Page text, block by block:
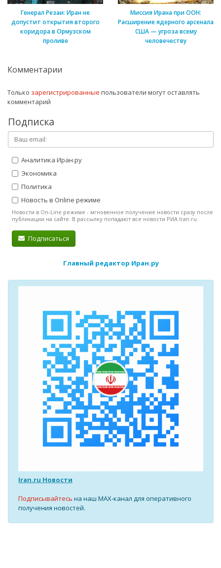
Генерал Резаи: Иран не
допустит открытия второго
коридора в Ормузском
проливе
Миссия Ирана при ООН:
Расширение ядерного арсенала
США — угроза всему
человечеству
Комментарии
Только зарегистрированные пользователи могут оставлять
комментарий
Подписка
Аналитика Иран.ру
Экономика
Политика
Новость в Online режиме
Новости в On-Line режиме - мгновенное получение новости сразу после
публикации на сайте. В рассылку попадают все новости РИА Iran.ru.
Подписаться
Главный редактор Иран.ру
Iran.ru Новости
Подписывайтесь на наш MAX-канал для оперативного
получения новостей.